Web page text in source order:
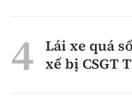
Lái xe quá
xế bị CSGT